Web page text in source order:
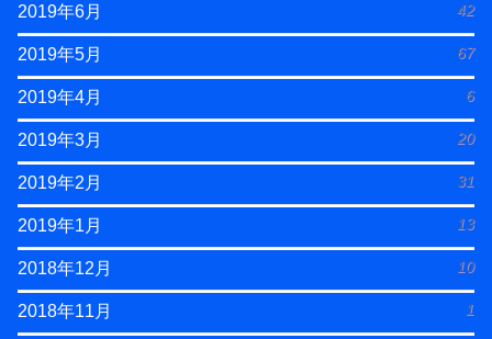
2019年6月 42
2019年5月 67
2019年4月 6
2019年3月 20
2019年2月 31
2019年1月 13
2018年12月 10
2018年11月 1